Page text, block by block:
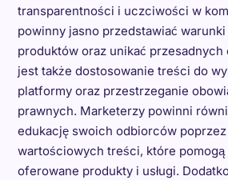
transparentności i uczciwości w
powinny jasno przedstawiać
produktów oraz unikać przesadnych
jest także dostosowanie treści do
platformy oraz przestrzeganie
prawnych. Marketerzy powinni
edukację swoich odbiorców
wartościowych treści, które
oferowane produkty i usługi.